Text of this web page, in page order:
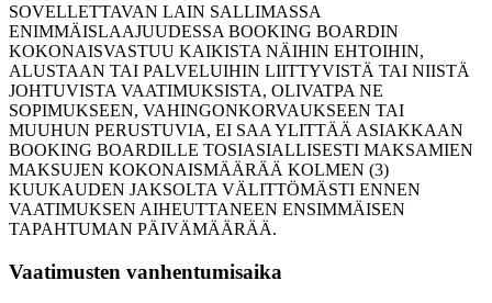
SOVELLETTAVAN LAIN SALLIMASSA
ENIMMÄISLAAJUUDESSA BOOKING BOARDIN
KOKONAISVASTUU KAIKISTA NÄIHIN EHTOIHIN,
ALUSTAAN TAI PALVELUIHIN LIITTYVISTÄ TAI NIISTÄ
JOHTUVISTA VAATIMUKSISTA, OLIVATPA NE
SOPIMUKSEEN, VAHINGONKORVAUKSEEN TAI
MUUHUN PERUSTUVIA, EI SAA YLITTÄÄ ASIAKKAAN
BOOKING BOARDILLE TOSIASIALLISESTI MAKSAMIEN
MAKSUJEN KOKONAISMÄÄRÄÄ KOLMEN (3)
KUUKAUDEN JAKSOLTA VÄLITTÖMÄSTI ENNEN
VAATIMUKSEN AIHEUTTANEEN ENSIMMÄISEN
TAPAHTUMAN PÄIVÄMÄÄRÄÄ.
Vaatimusten vanhentumisaika